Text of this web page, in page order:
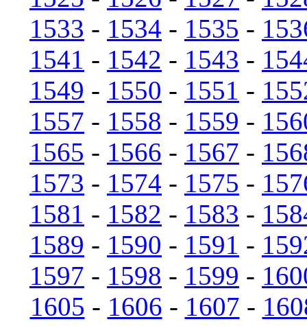
1533 - 1534 - 1535 -
1541 - 1542 - 1543 -
1549 - 1550 - 1551 -
1557 - 1558 - 1559 -
1565 - 1566 - 1567 -
1573 - 1574 - 1575 -
1581 - 1582 - 1583 -
1589 - 1590 - 1591 -
1597 - 1598 - 1599 -
1605 - 1606 - 1607 -